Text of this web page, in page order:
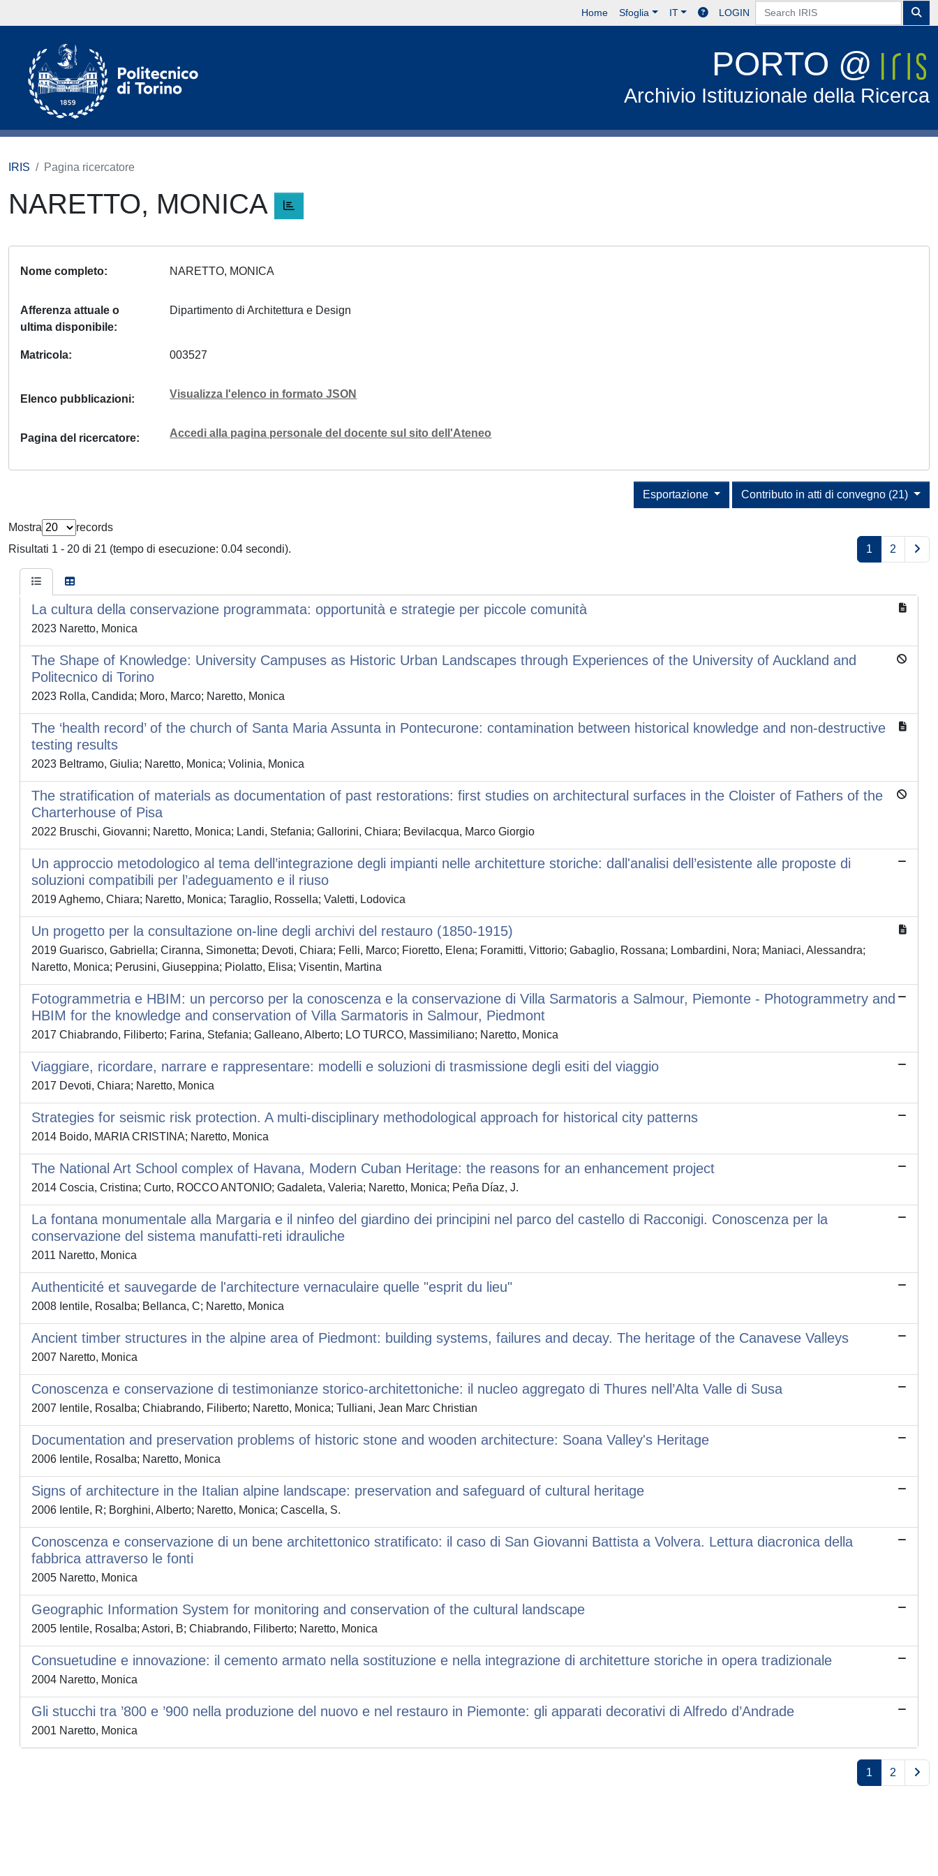
Home Sfoglia IT LOGIN
PORTO @
Archivio Istituzionale della Ricerca
IRIS Pagina ricercatore
NARETTO, MONICA
Nome completo NARETTO, MONICA
Afferenza attuale o
ultima disponibile
Dipartimento di Architettura e Design
Matricola 003527
Elenco pubblicazioni Visualizza l'elenco in formato JSON
Pagina del ricercatore Accedi alla pagina personale del docente sul sito dell'Ateneo
Contributo in atti di convegno (21)
Esportazione
Mostra
records
Risultati 1 - 20 di 21 (tempo di esecuzione: 0.04 secondi).
1 2
La cultura della conservazione programmata: opportunità e strategie per piccole comunità
2023 Naretto, Monica
The Shape of Knowledge: University Campuses as Historic Urban Landscapes through Experiences of the University of Auckland and
Politecnico di Torino
2023 Rolla, Candida; Moro, Marco; Naretto, Monica
The ‘health record’ of the church of Santa Maria Assunta in Pontecurone: contamination between historical knowledge and non-destructive
testing results
2023 Beltramo, Giulia; Naretto, Monica; Volinia, Monica
The stratification of materials as documentation of past restorations: first studies on architectural surfaces in the Cloister of Fathers of the
Charterhouse of Pisa
2022 Bruschi, Giovanni; Naretto, Monica; Landi, Stefania; Gallorini, Chiara; Bevilacqua, Marco Giorgio
Un approccio metodologico al tema dell’integrazione degli impianti nelle architetture storiche: dall'analisi dell’esistente alle proposte di
soluzioni compatibili per l’adeguamento e il riuso
2019 Aghemo, Chiara; Naretto, Monica; Taraglio, Rossella; Valetti, Lodovica
Un progetto per la consultazione on-line degli archivi del restauro (1850-1915)
2019 Guarisco, Gabriella; Ciranna, Simonetta; Devoti, Chiara; Felli, Marco; Fioretto, Elena; Foramitti, Vittorio; Gabaglio, Rossana; Lombardini, Nora; Maniaci, Alessandra;
Naretto, Monica; Perusini, Giuseppina; Piolatto, Elisa; Visentin, Martina
Fotogrammetria e HBIM: un percorso per la conoscenza e la conservazione di Villa Sarmatoris a Salmour, Piemonte - Photogrammetry and
HBIM for the knowledge and conservation of Villa Sarmatoris in Salmour, Piedmont
2017 Chiabrando, Filiberto; Farina, Stefania; Galleano, Alberto; LO TURCO, Massimiliano; Naretto, Monica
Viaggiare, ricordare, narrare e rappresentare: modelli e soluzioni di trasmissione degli esiti del viaggio
2017 Devoti, Chiara; Naretto, Monica
Strategies for seismic risk protection. A multi-disciplinary methodological approach for historical city patterns
2014 Boido, MARIA CRISTINA; Naretto, Monica
The National Art School complex of Havana, Modern Cuban Heritage: the reasons for an enhancement project
2014 Coscia, Cristina; Curto, ROCCO ANTONIO; Gadaleta, Valeria; Naretto, Monica; Peña Díaz, J.
La fontana monumentale alla Margaria e il ninfeo del giardino dei principini nel parco del castello di Racconigi. Conoscenza per la
conservazione del sistema manufatti-reti idrauliche
2011 Naretto, Monica
Authenticité et sauvegarde de l'architecture vernaculaire quelle "esprit du lieu"
2008 Ientile, Rosalba; Bellanca, C; Naretto, Monica
Ancient timber structures in the alpine area of Piedmont: building systems, failures and decay. The heritage of the Canavese Valleys
2007 Naretto, Monica
Conoscenza e conservazione di testimonianze storico-architettoniche: il nucleo aggregato di Thures nell’Alta Valle di Susa
2007 Ientile, Rosalba; Chiabrando, Filiberto; Naretto, Monica; Tulliani, Jean Marc Christian
Documentation and preservation problems of historic stone and wooden architecture: Soana Valley's Heritage
2006 Ientile, Rosalba; Naretto, Monica
Signs of architecture in the Italian alpine landscape: preservation and safeguard of cultural heritage
2006 Ientile, R; Borghini, Alberto; Naretto, Monica; Cascella, S.
Conoscenza e conservazione di un bene architettonico stratificato: il caso di San Giovanni Battista a Volvera. Lettura diacronica della
fabbrica attraverso le fonti
2005 Naretto, Monica
Geographic Information System for monitoring and conservation of the cultural landscape
2005 Ientile, Rosalba; Astori, B; Chiabrando, Filiberto; Naretto, Monica
Consuetudine e innovazione: il cemento armato nella sostituzione e nella integrazione di architetture storiche in opera tradizionale
2004 Naretto, Monica
Gli stucchi tra ’800 e ’900 nella produzione del nuovo e nel restauro in Piemonte: gli apparati decorativi di Alfredo d’Andrade
2001 Naretto, Monica
1 2